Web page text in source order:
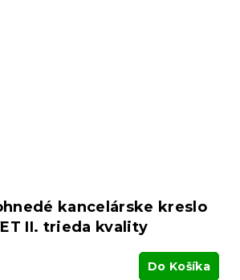
kancelárske kreslo
II. trieda kvality
Do Košíka